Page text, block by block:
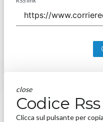
close
Codice Rss
Clicca sul pulsante per